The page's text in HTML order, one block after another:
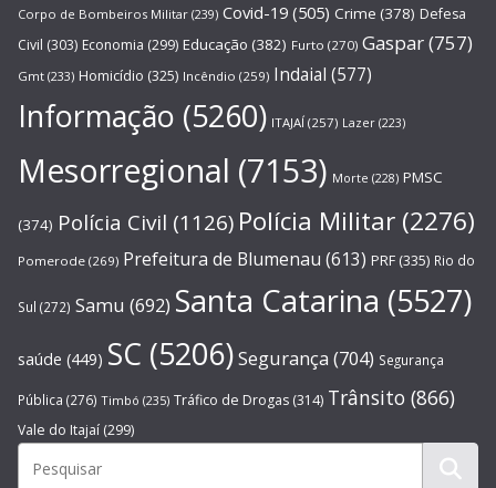
Corpo de Bombeiros Militar (239) Covid-19 (505) Crime (378) Defesa
Civil (303) Economia (299) Educação (382) Furto (270) Gaspar(757)
Gmt (233) Homicídio (325) Incêndio (259) Indaial (577)
Informação (5260) ITAJAÍ (257) Lazer (223)
Mesorregional (7153) Morte (228) PMSC
(374) Polícia Civil (1126) Polícia Militar (2276)
Pomerode (269) Prefeitura de Blumenau (613) PRF (335) Rio do
Sul (272) Samu (692) Santa Catarina (5527)
saúde (449) SC (5206)Segurança (704) Segurança
Pública (276) Timbó (235) Tráfico de Drogas (314) Trânsito (866)
Vale do Itajaí (299)